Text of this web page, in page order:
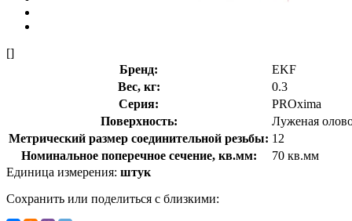
[]
Бренд:
EKF
Вес, кг:
0.3
Серия:
PROxima
Поверхность:
Луженая
Метрический размер соединительной резьбы: 12
Номинальное поперечное сечение, кв.мм:
70 кв.мм
Единица измерения: штук
Сохранить или поделиться с близкими: